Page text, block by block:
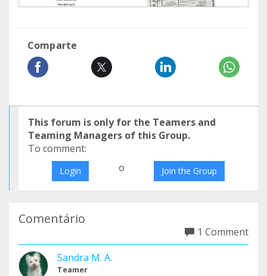
Comparte
This forum is only for the Teamers and
Teaming Managers of this Group.
To comment:
Login o Join the Group
Comentário
1 Comment
Sandra M. A.
Teamer